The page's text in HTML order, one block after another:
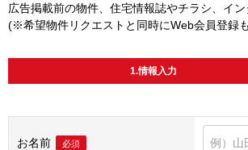
広告掲載前の物件、住宅情報誌やチラシ、イ
(※希望物件リクエストと同時にWeb会員登録
1.情報入力
お名前 必須